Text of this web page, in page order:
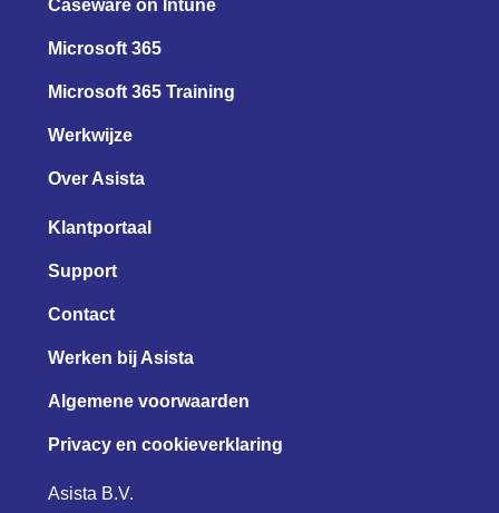
Caseware on Intune
Microsoft 365
Microsoft 365 Training
Werkwijze
Over Asista
Klantportaal
Support
Contact
Werken bij Asista
Algemene voorwaarden
Privacy en cookieverklaring
Asista B.V.